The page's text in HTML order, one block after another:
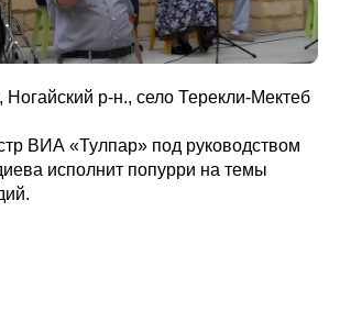
р-н., село Терекли-Мектеб
ВИА «Тулпар» под руководством
исполнит попурри на темы